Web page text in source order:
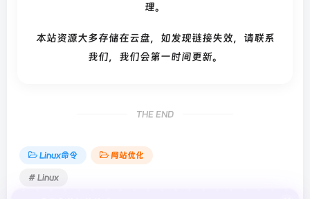
理。
本站资源大多存储在云盘，如发现链接失效，请联系
我们，我们会第一时间更新。
THE END
Linux命令 网站优化
# Linux